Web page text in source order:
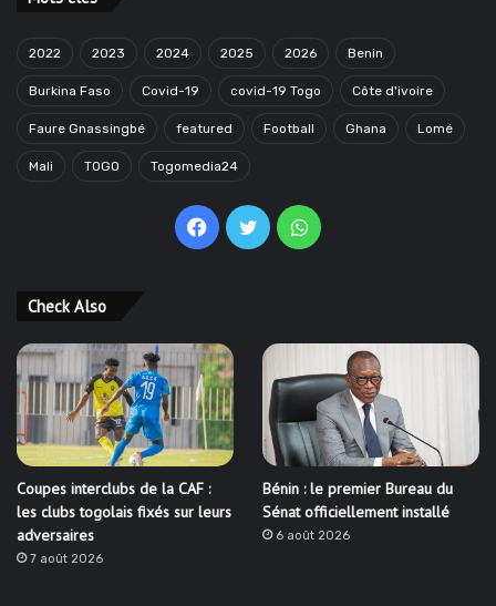
2022 2023 2024 2025 2026 Benin
Burkina Faso Covid-19 covid-19 Togo Côte d'ivoire
Faure Gnassingbé featured Football Ghana Lomé
Mali TOGO Togomedia24
Facebook
TwitterWhatsApp
Check Also
Coupes interclubs de la CAF :
les clubs togolais fixés sur leurs
adversaires
7 août 2026
Bénin : le premier Bureau du
Sénat officiellement installé
6 août 2026